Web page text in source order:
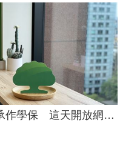
國壽連10年承作學保 這天開放網路投保